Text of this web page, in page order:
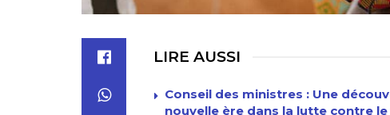
LIRE AUSSI
Conseil des ministres : Une
nouvelle ère dans la lutte contre